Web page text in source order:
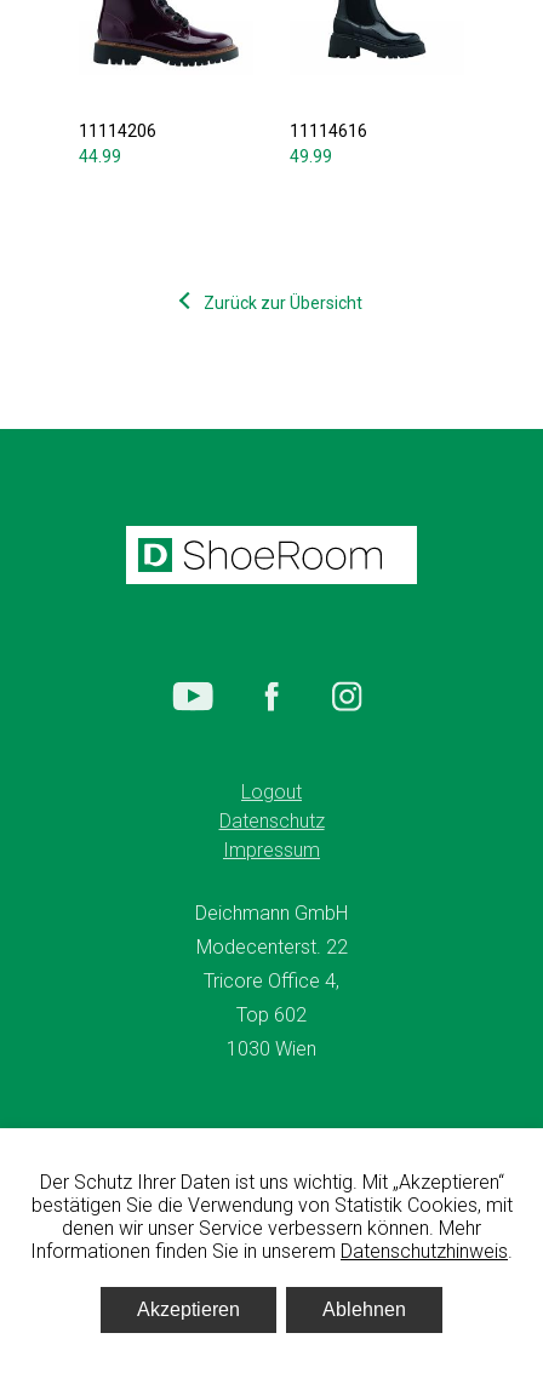
11114206
44.99
11114616
49.99
Zurück zur Übersicht
Deichmann GmbH
Modecenterst. 22
Tricore Office 4,
Top 602
1030 Wien
Logout
Datenschutz
Impressum
© All rights reserved Deichmann GmbH 2026
designed & developed byFuchsfabrik 🦊
Der Schutz Ihrer Daten ist uns wichtig. Mit „Akzeptieren“
bestätigen Sie die Verwendung von Statistik Cookies, mit
denen wir unser Service verbessern können. Mehr
Informationen finden Sie in unserem Datenschutzhinweis.
Akzeptieren Ablehnen